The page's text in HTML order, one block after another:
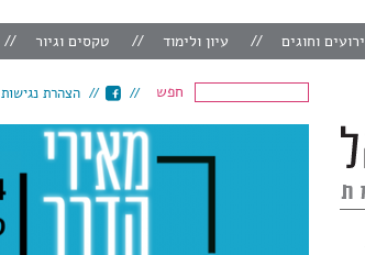
וחוגים עיון ולימוד טקסים וגיור
חפש
הצהרת נגישות